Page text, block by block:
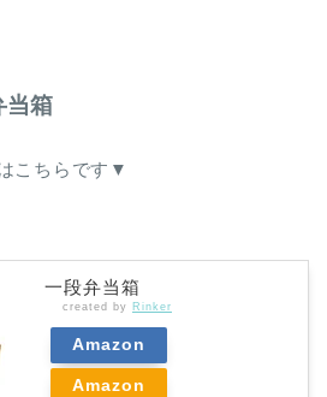
当箱
こちらです▼
一段弁当箱
created by Rinker
Amazon
Amazon